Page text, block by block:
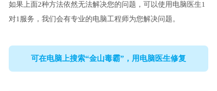
如果上面2种方法依然无法解决您的问题，可以使用电脑医生1
对1服务，我们会有专业的电脑工程师为您解决问题。
可在电脑上搜索“金山毒霸”，用电脑医生修复